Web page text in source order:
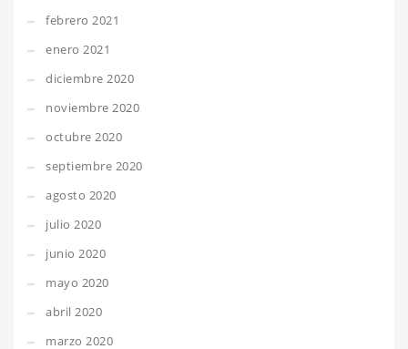
febrero 2021
enero 2021
diciembre 2020
noviembre 2020
octubre 2020
septiembre 2020
agosto 2020
julio 2020
junio 2020
mayo 2020
abril 2020
marzo 2020